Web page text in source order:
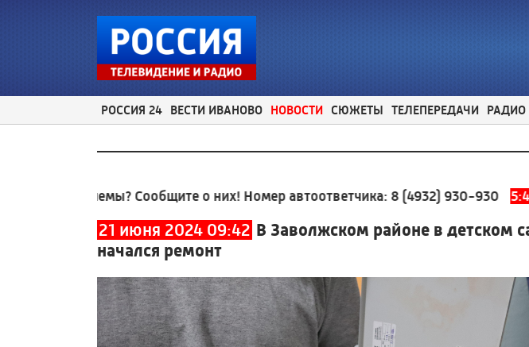
РОССИЯ 24 ВЕСТИ ИВАНОВО НОВОСТИ СЮЖЕТЫ ТЕЛЕПЕРЕДАЧИ РАДИО
Сообщите о них! Номер автоответчика:8 (4932) 930-930 5:42
21 июня 2024 09:42 В Заволжском районе в детском
начался ремонт